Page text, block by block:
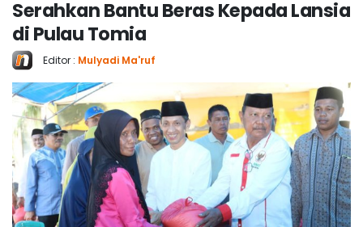
Serahkan Bantu Beras Kepada Lansia
di Pulau Tomia
Editor : Mulyadi Ma'ruf